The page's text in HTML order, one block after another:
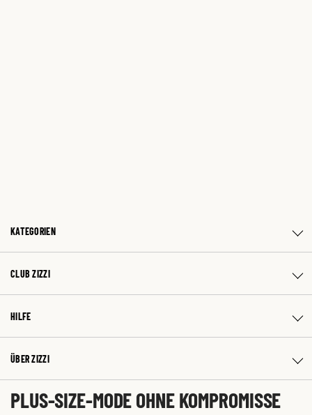
KATEGORIEN
CLUB ZIZZI
HILFE
ÜBER ZIZZI
PLUS-SIZE-MODE OHNE KOMPROMISSE